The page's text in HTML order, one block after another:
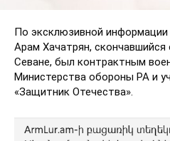
По эксклюзивной информации
Арам Хачатрян,
Севане, был контрактным
Министерства обороны РА и
«Защитник Отечества».